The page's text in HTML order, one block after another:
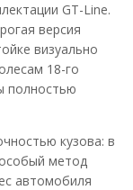
GT-Line.
версия
визуально
18-го
полностью
кузова: в
метод
автомобиля